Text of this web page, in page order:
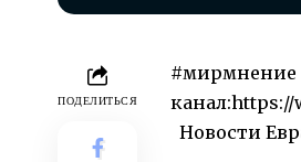
ПОДЕЛИТЬСЯ
канал:https://
Новости